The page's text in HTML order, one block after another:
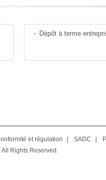
Dépôt à terme
et régulation SADC
Rights Reserved.